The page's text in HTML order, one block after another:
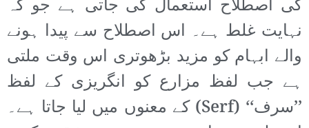
کی اصطلاح استعمال کی جاتی ہے جو کہ
نہایت غلط ہے۔ اس اصطلاح سے پیدا ہونے
والے ابہام کو مزید بڑھوتری اس وقت ملتی
ہے جب لفظ مزارع کو انگریزی کے لفظ
’’سرف‘‘ (Serf) کے معنوں میں لیا جاتا ہے۔